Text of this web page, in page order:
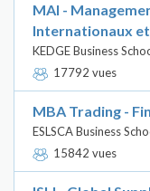
MAI -
Internationaux
KEDGE Business
17792 vues
MBA Trading -
ESLSCA Business
15842 vues